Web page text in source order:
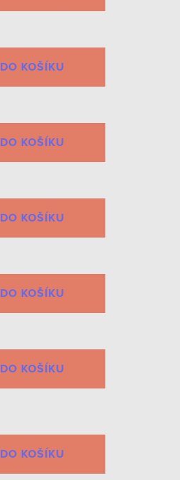
DO KOŠÍKU
DO KOŠÍKU
DO KOŠÍKU
DO KOŠÍKU
DO KOŠÍKU
DO KOŠÍKU